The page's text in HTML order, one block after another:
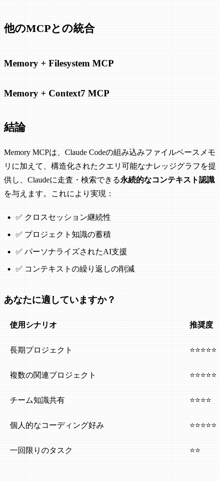
他のMCPとの統合
Memory + Filesystem MCP
Memory + Context7 MCP
結論
Memory MCPは、Claude Codeの組み込みファイルベースメモ
リに加えて、構造化されたクエリ可能なナレッジグラフを提
供し、Claudeに走査・検索できる永続的なコンテキスト認識
を与えます。これにより実現：
✅ クロスセッション継続性
✅ プロジェクト知識の蓄積
✅ パーソナライズされたAI支援
✅ コンテキストの繰り返しの削減
あなたに適していますか？
使用シナリオ 推奨度
長期プロジェクト ⭐⭐⭐⭐⭐
複数の関連プロジェクト ⭐⭐⭐⭐⭐
チーム知識共有 ⭐⭐⭐⭐
個人的なコーディング好み ⭐⭐⭐⭐⭐
一回限りのタスク ⭐⭐